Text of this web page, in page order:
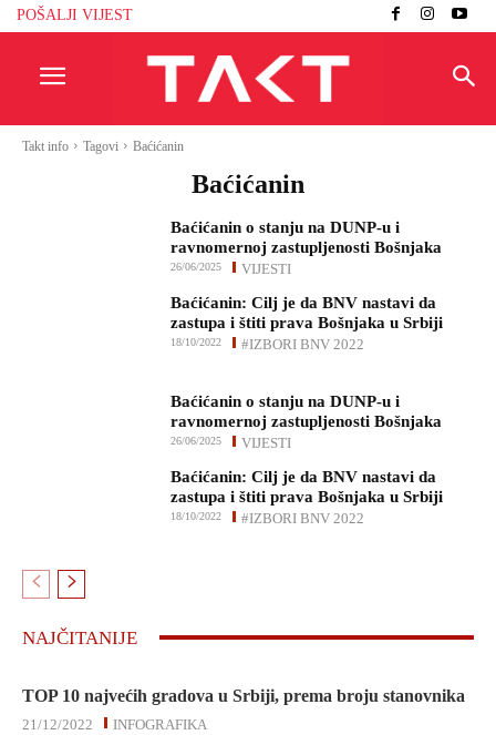
POŠALJI VIJEST
Takt info Tagovi Baćićanin
Baćićanin
Baćićanin o stanju na DUNP-u i
ravnomernoj zastupljenosti Bošnjaka
VIJESTI
26/06/2025
Baćićanin: Cilj je da BNV nastavi da
zastupa i štiti prava Bošnjaka u Srbiji
#IZBORI BNV 2022
18/10/2022
Baćićanin o stanju na DUNP-u i
ravnomernoj zastupljenosti Bošnjaka
VIJESTI
26/06/2025
Baćićanin: Cilj je da BNV nastavi da
zastupa i štiti prava Bošnjaka u Srbiji
#IZBORI BNV 2022
18/10/2022
NAJČITANIJE
TOP 10 najvećih gradova u Srbiji, prema broju stanovnika
INFOGRAFIKA
21/12/2022